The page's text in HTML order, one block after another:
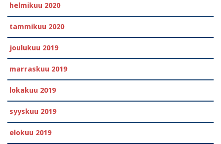
helmikuu 2020
tammikuu 2020
joulukuu 2019
marraskuu 2019
lokakuu 2019
syyskuu 2019
elokuu 2019